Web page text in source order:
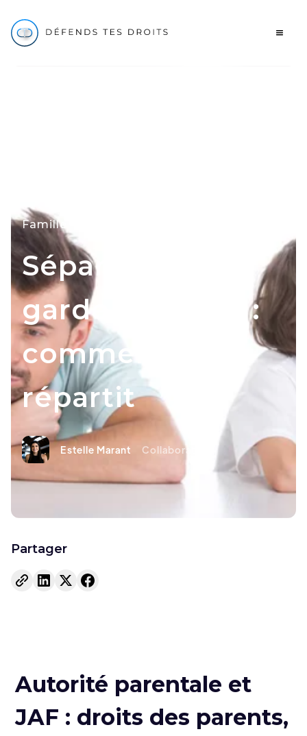
Famille
Séparation,
garde, pension :
comment se
répartit
Estelle Marant Collaboratrice
Partager
Autorité parentale et
JAF : droits des parents,